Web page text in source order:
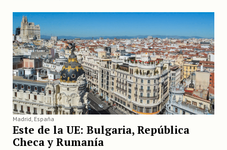
Madrid, España
Este de la UE: Bulgaria, República
Checa y Rumanía